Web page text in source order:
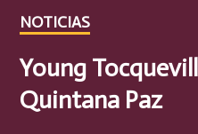
NOTICIAS
Young
Quintana Paz